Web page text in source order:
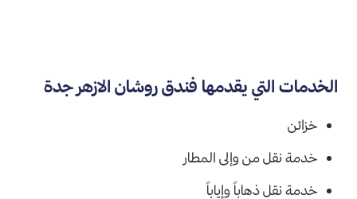
الخدمات التي يقدمها فندق روشان الازهر جدة
خزائن
خدمة نقل من وإلى المطار
خدمة نقل ذهاباً وإياباً